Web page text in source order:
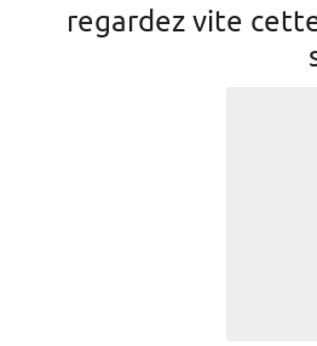
regardez vite